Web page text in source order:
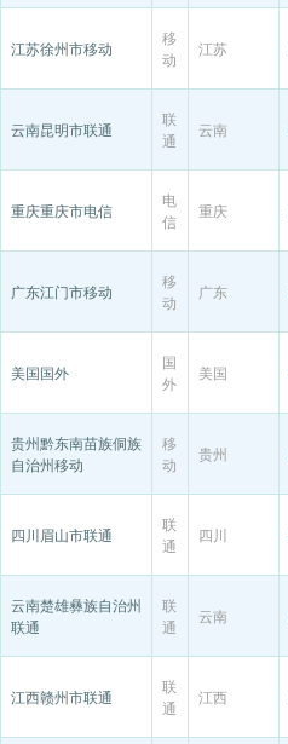
江苏徐州市移动
移
动
江苏
云南昆明市联通
联
通
云南
重庆重庆市电信
电
信
重庆
广东江门市移动
移
动
广东
美国国外
国
外
美国
贵州黔东南苗族侗族
自治州移动
移
动
贵州
四川眉山市联通
联
通
四川
云南楚雄彝族自治州
联通
联
通
云南
江西赣州市联通
联
通
江西